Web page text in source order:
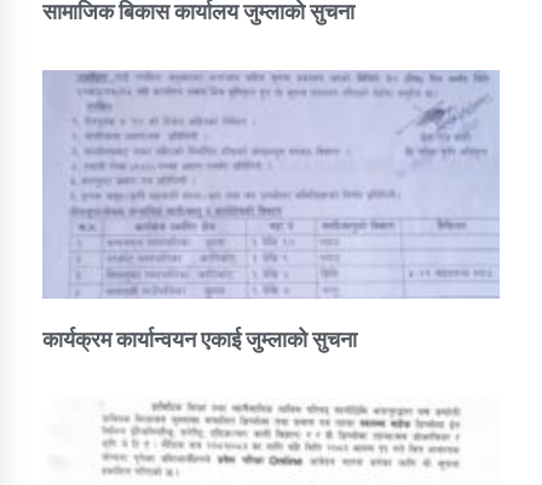
सामाजिक बिकास कार्यालय जुम्लाकाे सुचना
कार्यक्रम कार्यान्वयन एकाई जुम्लाको सुचना